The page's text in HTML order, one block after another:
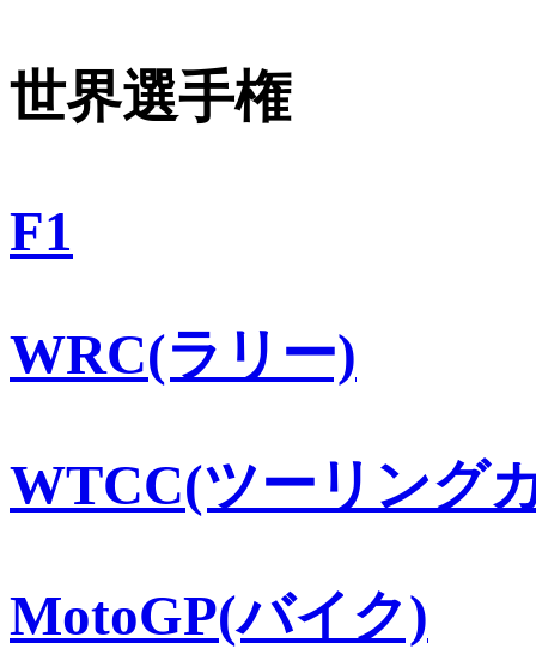
世界選手権
F1
WRC(ラリー)
WTCC(ツーリング
MotoGP(バイク)